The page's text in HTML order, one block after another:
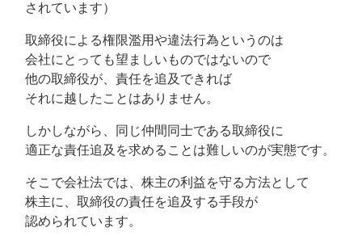
されています）
取締役による権限濫用や違法行為というのは
会社にとっても望ましいものではないので
他の取締役が、責任を追及できれば
それに越したことはありません。
しかしながら、同じ仲間同士である取締役に
適正な責任追及を求めることは難しいのが実態です。
そこで会社法では、株主の利益を守る方法として
株主に、取締役の責任を追及する手段が
認められています。